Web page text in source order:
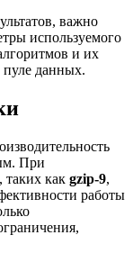
важно
используемого
и их
данных.
При
таких как gzip-9,
работы